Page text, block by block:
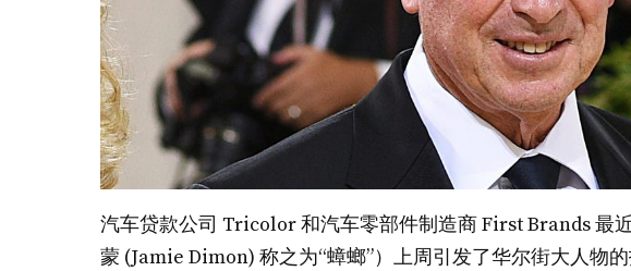
汽车贷款公司 Tricolor 和汽车零部件制造商 First Brands 最
蒙 (Jamie Dimon) 称之为“蟑螂”）上周引发了华尔街大人物的